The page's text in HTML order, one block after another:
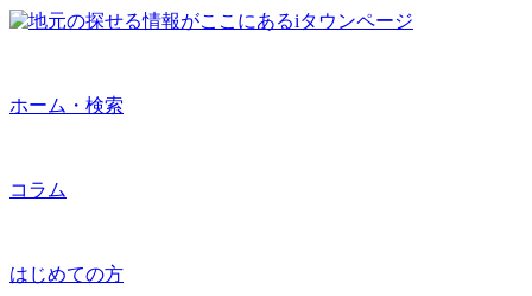
ホーム・検索
コラム
はじめての方